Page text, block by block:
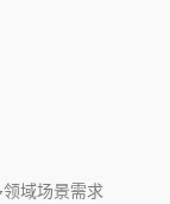
域场景需求